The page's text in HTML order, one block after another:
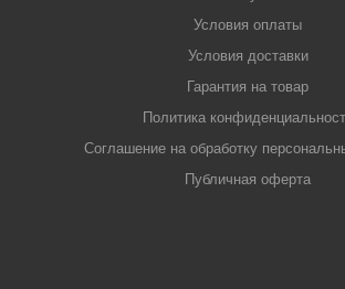
Условия оплаты
Условия доставки
Гарантия на товар
Политика
Соглашение на обработку
Публичная оферта